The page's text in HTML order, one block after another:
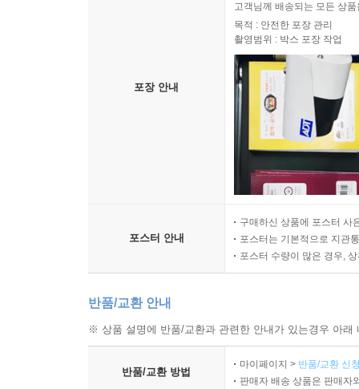
포장 안내
고객님께 배송되는 모든 상
목적 : 안전한 포장 관리
촬영범위 : 박스 포장 작업
포스터 안내
구매하신 상품에 포스터 사
포스터는 기본적으로 지관
포스터 수량이 많은 경우,
반품/교환 안내
※ 상품 설명에 반품/교환과 관련한 안내가 있는경우 아
반품/교환 방법
마이페이지 > 반품/교환 신
판매자 배송 상품은 판매자